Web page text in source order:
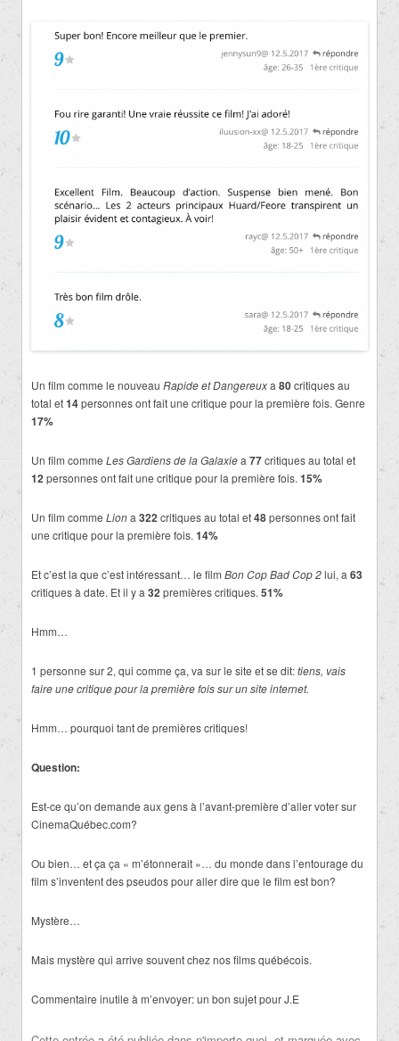
Un film comme le nouveau Rapide et Dangereuxa 80critiques au
total et14personnes ont fait une critique pour la première fois. Genre
17%
Un film comme Les Gardiens de la Galaxiea 77critiques au total et
12personnes ont fait une critique pour la première fois. 15%
Un film comme Liona 322critiques au total et48personnes ont fait
une critique pour la première fois. 14%
Et c’est la que c’est intéressant… le film Bon Cop Bad Cop 2lui, a 63
critiques à date. Et il y a 32premières critiques. 51%
Hmm…
1 personne sur 2, qui comme ça, va sur le site et se dit:tiens, vais
faire une critique pour la première fois sur un site internet.
Hmm… pourquoi tant de premières critiques!
Question:
Est-ce qu’on demande aux gens à l’avant-première d’aller voter sur
CinemaQuébec.com?
Ou bien… et ça ça « m’étonnerait »… du monde dans l’entourage du
film s’inventent des pseudos pour aller dire que le film est bon?
Mystère…
Mais mystère qui arrive souvent chez nos films québécois.
Commentaire inutile à m’envoyer: un bon sujet pour J.E